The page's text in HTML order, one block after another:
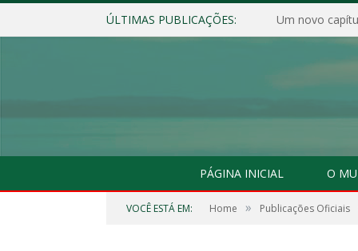
ÚLTIMAS PUBLICAÇÕES: Um novo
PÁGINA INICIAL O
VOCÊ ESTÁ EM: Home » Publicações Oficiais